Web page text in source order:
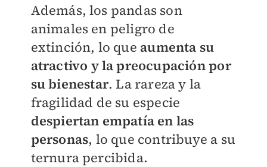
Además, los pandas son
animales en peligro de
extinción, lo que aumenta su
atractivo y la preocupación por
su bienestar. La rareza y la
fragilidad de su especie
despiertan empatía en las
personas, lo que contribuye a su
ternura percibida.